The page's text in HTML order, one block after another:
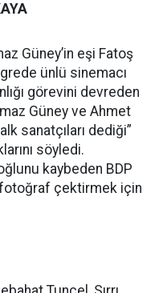
Güney’in eşi Fatoş
ünlü sinemacı
görevini devreden
Güney ve Ahmet
sanatçıları dediği”
söyledi.
kaybeden BDP
fotoğraf çektirmek için